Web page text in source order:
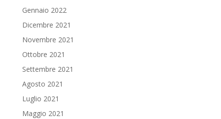
Gennaio 2022
Dicembre 2021
Novembre 2021
Ottobre 2021
Settembre 2021
Agosto 2021
Luglio 2021
Maggio 2021